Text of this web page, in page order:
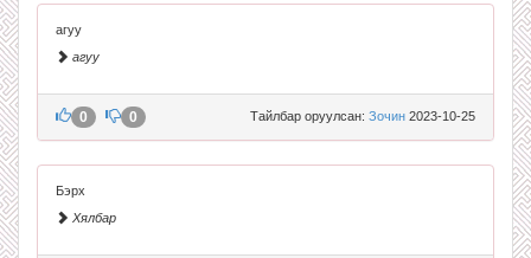
агуу
агуу
Тайлбар оруулсан: Зочин 2023-10-25
0 0
Бэрх
Хялбар